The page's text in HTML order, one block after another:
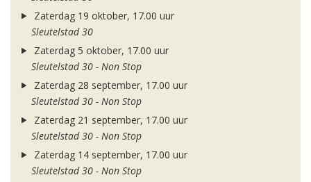
Zaterdag 19 oktober, 17.00 uur
Sleutelstad 30
Zaterdag 5 oktober, 17.00 uur
Sleutelstad 30 - Non Stop
Zaterdag 28 september, 17.00 uur
Sleutelstad 30 - Non Stop
Zaterdag 21 september, 17.00 uur
Sleutelstad 30 - Non Stop
Zaterdag 14 september, 17.00 uur
Sleutelstad 30 - Non Stop